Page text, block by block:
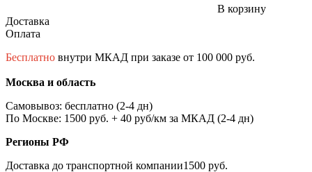
В корзину
Доставка
Оплата
Бесплатно внутри МКАД при заказе от 100 000 руб.
Москва и область
Самовывоз: бесплатно (2-4 дн)
По Москве: 1500 руб. + 40 руб/км за МКАД (2-4 дн)
Регионы РФ
Доставка до транспортной компании1500 руб.